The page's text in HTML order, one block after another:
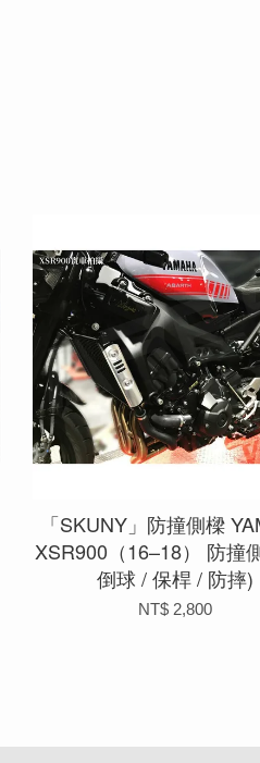
「SKUNY」防撞側樑
XSR900（16–18） 防撞
倒球 / 保桿 / 防摔)
NT$ 2,800